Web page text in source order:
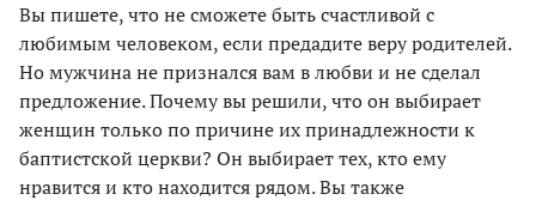
Вы пишете, что не сможете быть счастливой с
любимым человеком, если предадите веру родителей.
Но мужчина не признался вам в любви и не сделал
предложение. Почему вы решили, что он выбирает
женщин только по причине их принадлежности к
баптистской церкви? Он выбирает тех, кто ему
нравится и кто находится рядом. Вы также